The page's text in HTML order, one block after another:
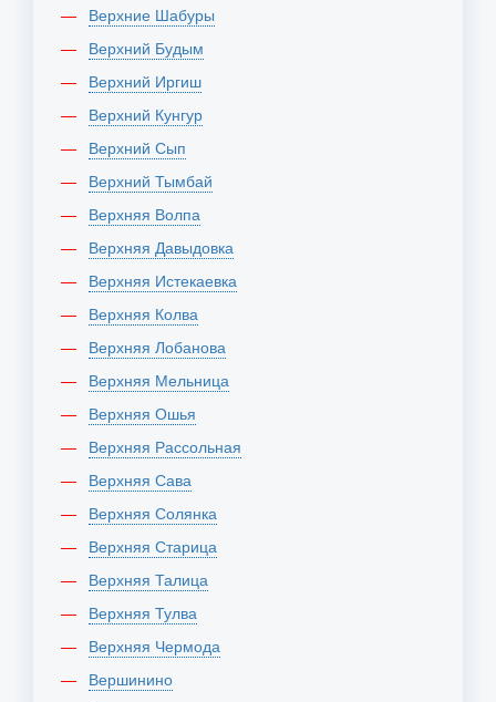
Верхние Шабуры
Верхний Будым
Верхний Иргиш
Верхний Кунгур
Верхний Сып
Верхний Тымбай
Верхняя Волпа
Верхняя Давыдовка
Верхняя Истекаевка
Верхняя Колва
Верхняя Лобанова
Верхняя Мельница
Верхняя Ошья
Верхняя Рассольная
Верхняя Сава
Верхняя Солянка
Верхняя Старица
Верхняя Талица
Верхняя Тулва
Верхняя Чермода
Вершинино